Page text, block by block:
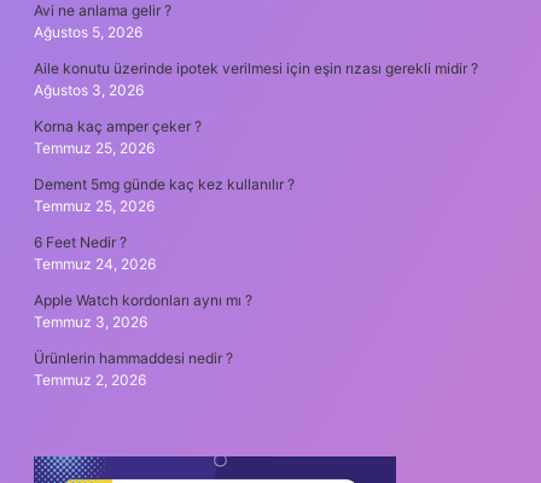
Avi ne anlama gelir ?
Ağustos 5, 2026
Aile konutu üzerinde ipotek verilmesi için eşin rızası gerekli midir ?
Ağustos 3, 2026
Korna kaç amper çeker ?
Temmuz 25, 2026
Dement 5mg günde kaç kez kullanılır ?
Temmuz 25, 2026
6 Feet Nedir ?
Temmuz 24, 2026
Apple Watch kordonları aynı mı ?
Temmuz 3, 2026
Ürünlerin hammaddesi nedir ?
Temmuz 2, 2026